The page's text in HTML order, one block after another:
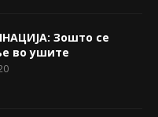
Зошто се
во ушите